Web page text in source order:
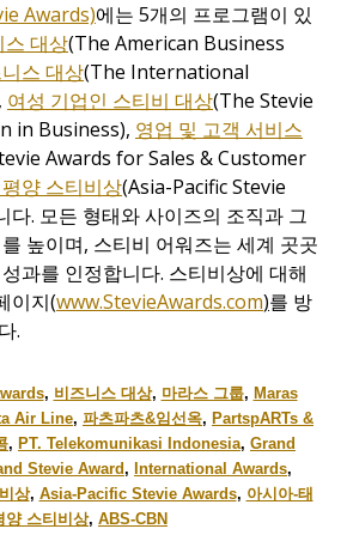
Awards)에는 5개의 프로그램이 있
스 대상(The American Business
스 대상(The International
여성 기업인 스티비 대상(The Stevie
in Business), 영업 및 고객 서비스
Awards for Sales & Customer
양 스티비상(Asia-Pacific Stevie
다. 모든 형태와 사이즈의 조직과 그
높이며, 스티비 어워즈는 세계 곳곳
과를 인정합니다. 스티비상에 대해
이지(www.StevieAwards.com)를 방
.
, 비즈니스 대상, 마라스 그룹, Maras
Air Line, 파츠파츠&임선옥, PartspARTs &
, PT. Telekomunikasi Indonesia, Grand
Stevie Award, International Awards,
상, Asia-Pacific Stevie Awards, 아시아-태
양 스티비상, ABS-CBN